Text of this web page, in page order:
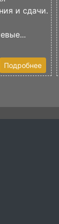
и сдачи.
Подробнее